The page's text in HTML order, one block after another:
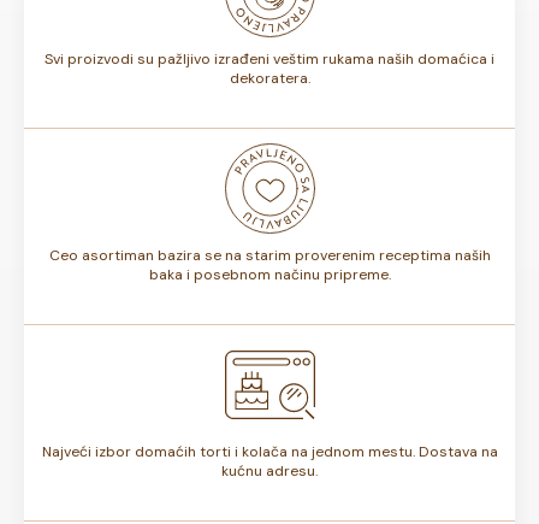
Svi proizvodi su pažljivo izrađeni veštim rukama naših domaćica i
dekoratera.
Ceo asortiman bazira se na starim proverenim receptima naših
baka i posebnom načinu pripreme.
Najveći izbor domaćih torti i kolača na jednom mestu. Dostava na
kućnu adresu.